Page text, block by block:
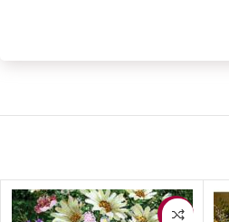
-10%